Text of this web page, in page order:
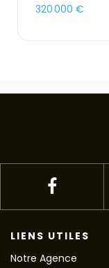
320 000 €
LIENS UTILES
Notre Agence